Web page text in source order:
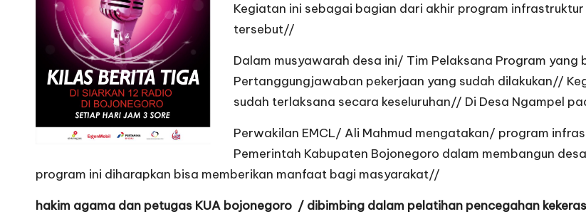
Kegiatan ini sebagai bagian dari akhir program
tersebut//
Dalam musyawarah desa ini/ Tim Pelaksana Program
Pertanggungjawaban pekerjaan yang sudah dilakukan//
sudah terlaksana secara keseluruhan// Di Desa Ngampel
Perwakilan EMCL/ Ali Mahmud mengatakan/ program
Pemerintah Kabupaten Bojonegoro dalam membangun
program ini diharapkan bisa memberikan manfaat bagi masyarakat//
hakim agama dan petugas KUA bojonegoro / dibimbing dalam pelatihan pencegahan